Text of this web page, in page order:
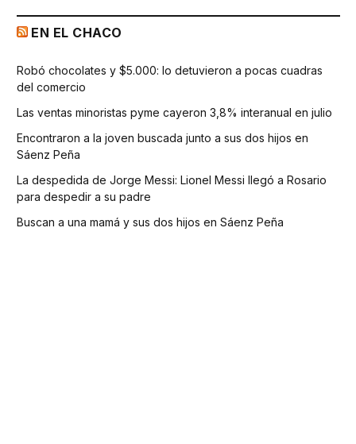
EN EL CHACO
Robó chocolates y $5.000: lo detuvieron a pocas cuadras
del comercio
Las ventas minoristas pyme cayeron 3,8% interanual en julio
Encontraron a la joven buscada junto a sus dos hijos en
Sáenz Peña
La despedida de Jorge Messi: Lionel Messi llegó a Rosario
para despedir a su padre
Buscan a una mamá y sus dos hijos en Sáenz Peña